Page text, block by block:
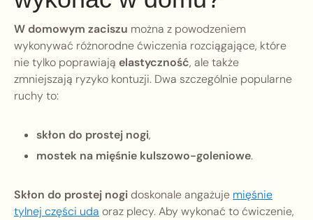
W domowym zaciszu można z powodzeniem
wykonywać różnorodne ćwiczenia rozciągające, które
nie tylko poprawiają elastyczność, ale także
zmniejszają ryzyko kontuzji. Dwa szczególnie popularne
ruchy to:
skłon do prostej nogi,
mostek na mięśnie kulszowo-goleniowe.
Skłon do prostej nogidoskonale angażuje mięśnie
tylnej części uda oraz plecy. Aby wykonać to ćwiczenie,